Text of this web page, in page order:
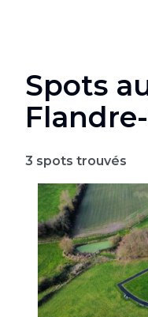
Spots
3 spots trouvés